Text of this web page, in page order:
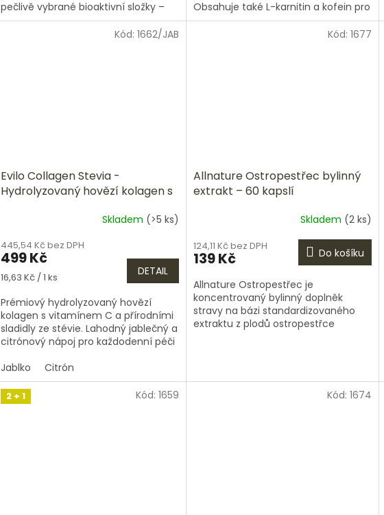
pečlivě vybrané bioaktivní složky –
dva typy hydrolyzovaného kolagenu,
Obsahuje také L-karnitin a kofein pro
maximální podporu metabolismu,
Evilo Collagen Stevia -
Hydrolyzovaný hovězí kolagen s
Skladem (>5 ks)
445,54 Kč bez DPH
499 Kč
Měrná
16,63 Kč / 1 ks DETAIL
Prémiový hydrolyzovaný hovězí
kolagen s vitamínem C a přírodními
sladidly ze stévie. Lahodný jablečný a
citrónový nápoj pro každodenní péči
Jablko
Citrón
Kód: 1662/JAB
Allnature Ostropestřec bylinný
extrakt – 60 kapslí
produktu
je
z
5
hvězdiček.
Skladem (2 ks)
124,11 Kč bez DPH
139 Kč Do košíku
Allnature Ostropestřec je
koncentrovaný bylinný doplněk
stravy na bázi standardizovaného
extraktu z plodů ostropestřce
Kód: 1677
2 + 1 Kód: 1659 Kód: 1674